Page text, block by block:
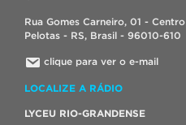
Rua Gomes Carneiro, 01 - Centro
Pelotas - RS, Brasil - 96010-610
clique para ver o e-mail
LOCALIZE A RÁDIO
LYCEU RIO-GRANDENSE